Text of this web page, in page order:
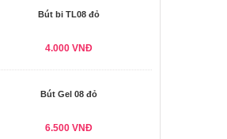
Bút bi TL08 đỏ
4.000 VNĐ
Bút Gel 08 đỏ
6.500 VNĐ